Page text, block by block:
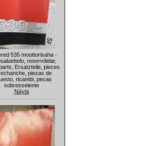
535 moottorisaha -
reservdelar,
Ersatzteile, pieces
piezas de
ricambi, pecas
sobresselente
Näytä